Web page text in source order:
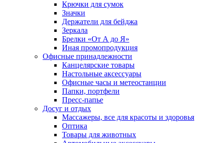
Крючки для сумок
Значки
Держатели для бейджа
Зеркала
Брелки «От А до Я»
Иная промопродукция
Офисные принадлежности
Канцелярские товары
Настольные аксессуары
Офисные часы и метеостанции
Папки, портфели
Пресс-папье
Досуг и отдых
Массажеры, все для красоты и здоровья
Оптика
Товары для животных